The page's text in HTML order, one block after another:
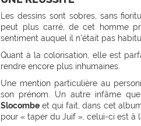
Les dessins sont sobres, sans
peut plus carré, de cet homme
sentiment auquel il n’était pas
Quant à la colorisation, elle est
rendre encore plus inhumaines.
Une mention particulière au
son prénom. Un autre infâme
Slocombe et qui fait, dans cet
pour « taper du Juif », celui-ci est à